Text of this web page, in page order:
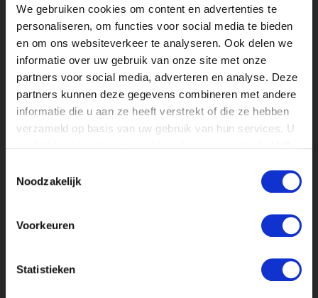
We gebruiken cookies om content en advertenties te
personaliseren, om functies voor social media te bieden
en om ons websiteverkeer te analyseren. Ook delen we
informatie over uw gebruik van onze site met onze
partners voor social media, adverteren en analyse. Deze
partners kunnen deze gegevens combineren met andere
informatie die u aan ze heeft verstrekt of die ze hebben
verzameld op basis van uw gebruik van hun services. U
Noodzakelijk
Voorkeuren
Statistieken
EndemolShine Nederland om deze
redenen ook zeker aan. Je wordt door
zowel het bedrijf als het team met open
armen ontvangen. Daarnaast bood
Mediastages een goede ondersteuning
wat erg fijn was.
Publicatie datum: 18 juli 2022